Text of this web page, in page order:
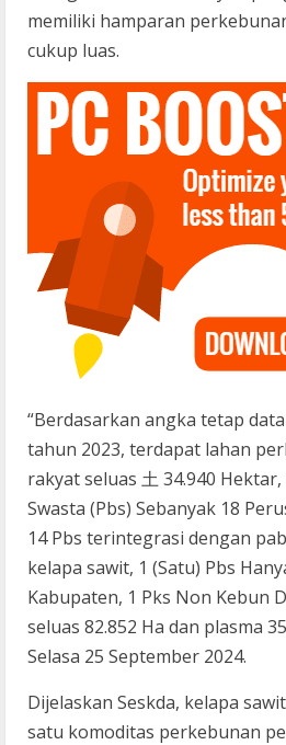
memiliki hamparan
cukup luas.
“Berdasarkan angka tetap
tahun 2023, terdapat lahan
rakyat seluas 土 34.940
Swasta (Pbs) Sebanyak 18
14 Pbs terintegrasi dengan
kelapa sawit, 1 (Satu) Pbs
Kabupaten, 1 Pks Non Kebun
seluas 82.852 Ha dan plasma
Selasa 25 September 2024.
Dijelaskan Seskda, kelapa
satu komoditas perkebunan